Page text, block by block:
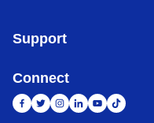
Support
Connect